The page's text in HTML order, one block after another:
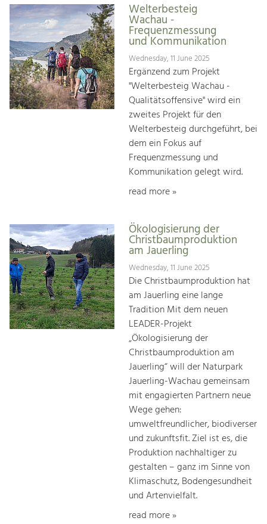
Welterbesteig
Wachau -
Frequenzmessung
und Kommunikation
Wednesday, 11 June 2025
Ergänzend zum Projekt
"Welterbesteig Wachau -
Qualitätsoffensive" wird ein
zweites Projekt für den
Welterbesteig durchgeführt, bei
dem ein Fokus auf
Frequenzmessung und
Kommunikation gelegt wird.
read more »
Ökologisierung der
Christbaumproduktion
am Jauerling
Wednesday, 11 June 2025
Die Christbaumproduktion hat
am Jauerling eine lange
Tradition Mit dem neuen
LEADER-Projekt
„Ökologisierung der
Christbaumproduktion am
Jauerling“ will der Naturpark
Jauerling-Wachau gemeinsam
mit engagierten Partnern neue
Wege gehen:
umweltfreundlicher, biodiverser
und zukunftsfit. Ziel ist es, die
Produktion nachhaltiger zu
gestalten – ganz im Sinne von
Klimaschutz, Bodengesundheit
und Artenvielfalt.
read more »